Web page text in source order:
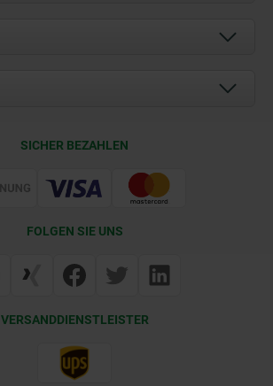
SICHER BEZAHLEN
FOLGEN SIE UNS
VERSANDDIENSTLEISTER